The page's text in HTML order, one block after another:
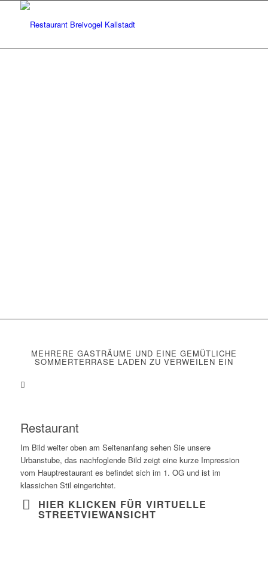
MEHRERE GASTRÄUME UND EINE GEMÜTLICHE
SOMMERTERRASE LADEN ZU VERWEILEN EIN
Restaurant
Im Bild weiter oben am Seitenanfang sehen Sie unsere
Urbanstube, das nachfoglende Bild zeigt eine kurze Impression
vom Hauptrestaurant es befindet sich im 1. OG und ist im
klassichen Stil eingerichtet.
HIER KLICKEN FÜR VIRTUELLE
STREETVIEWANSICHT